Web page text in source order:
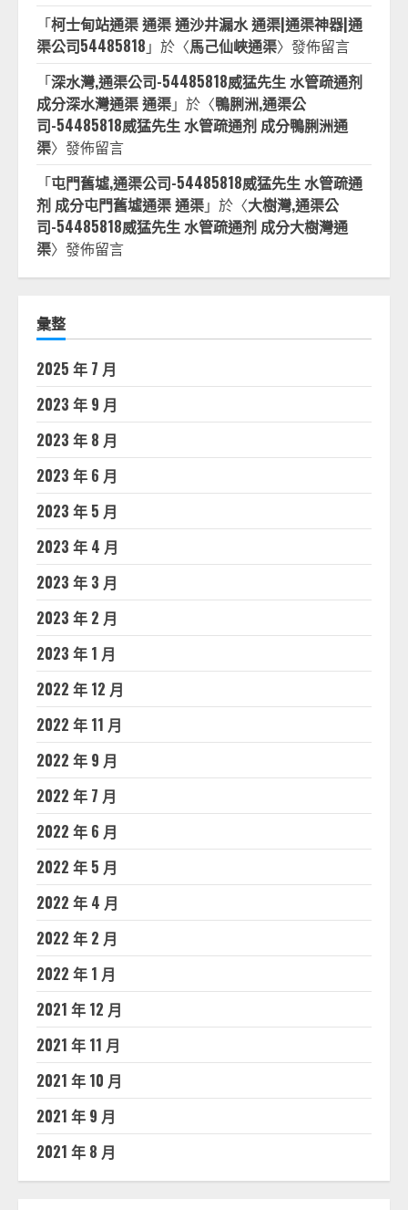
「柯士甸站通渠 通渠 通沙井漏水 通渠|通渠神器|通
渠公司54485818 」於〈馬己仙峽通渠〉發佈留言
「深水灣,通渠公司-54485818威猛先生 水管疏通剂
成分深水灣通渠 通渠」於〈鴨脷洲,通渠公
司-54485818威猛先生 水管疏通剂 成分鴨脷洲通
渠〉發佈留言
「屯門舊墟,通渠公司-54485818威猛先生 水管疏通
剂 成分屯門舊墟通渠 通渠」於〈大樹灣,通渠公
司-54485818威猛先生 水管疏通剂 成分大樹灣通
渠〉發佈留言
彙整
2025 年 7 月
2023 年 9 月
2023 年 8 月
2023 年 6 月
2023 年 5 月
2023 年 4 月
2023 年 3 月
2023 年 2 月
2023 年 1 月
2022 年 12 月
2022 年 11 月
2022 年 9 月
2022 年 7 月
2022 年 6 月
2022 年 5 月
2022 年 4 月
2022 年 2 月
2022 年 1 月
2021 年 12 月
2021 年 11 月
2021 年 10 月
2021 年 9 月
2021 年 8 月